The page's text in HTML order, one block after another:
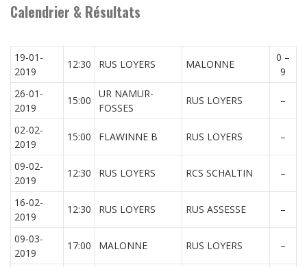
Calendrier & Résultats
19-01-
2019
12:30 RUS LOYERS MALONNE
0 –
9
26-01-
2019
15:00
UR NAMUR-
FOSSES
RUS LOYERS –
02-02-
2019
15:00 FLAWINNE B RUS LOYERS –
09-02-
2019
12:30 RUS LOYERS RCS SCHALTIN –
16-02-
2019
12:30 RUS LOYERS RUS ASSESSE –
09-03-
2019
17:00 MALONNE RUS LOYERS –